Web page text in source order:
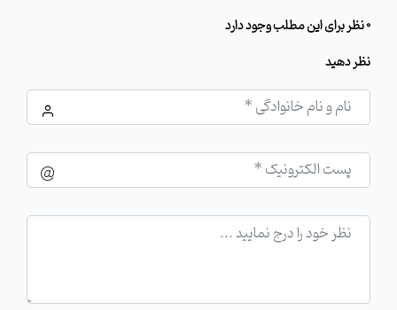
0 نظر برای این مطلب وجود دارد
نظر دهید